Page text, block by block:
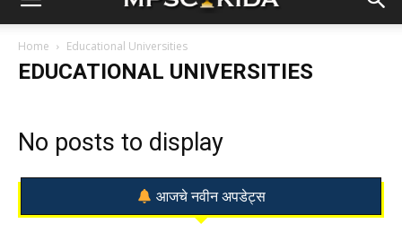
Home Educational Universities
EDUCATIONAL UNIVERSITIES
No posts to display
आजचे नवीन अपडेट्स